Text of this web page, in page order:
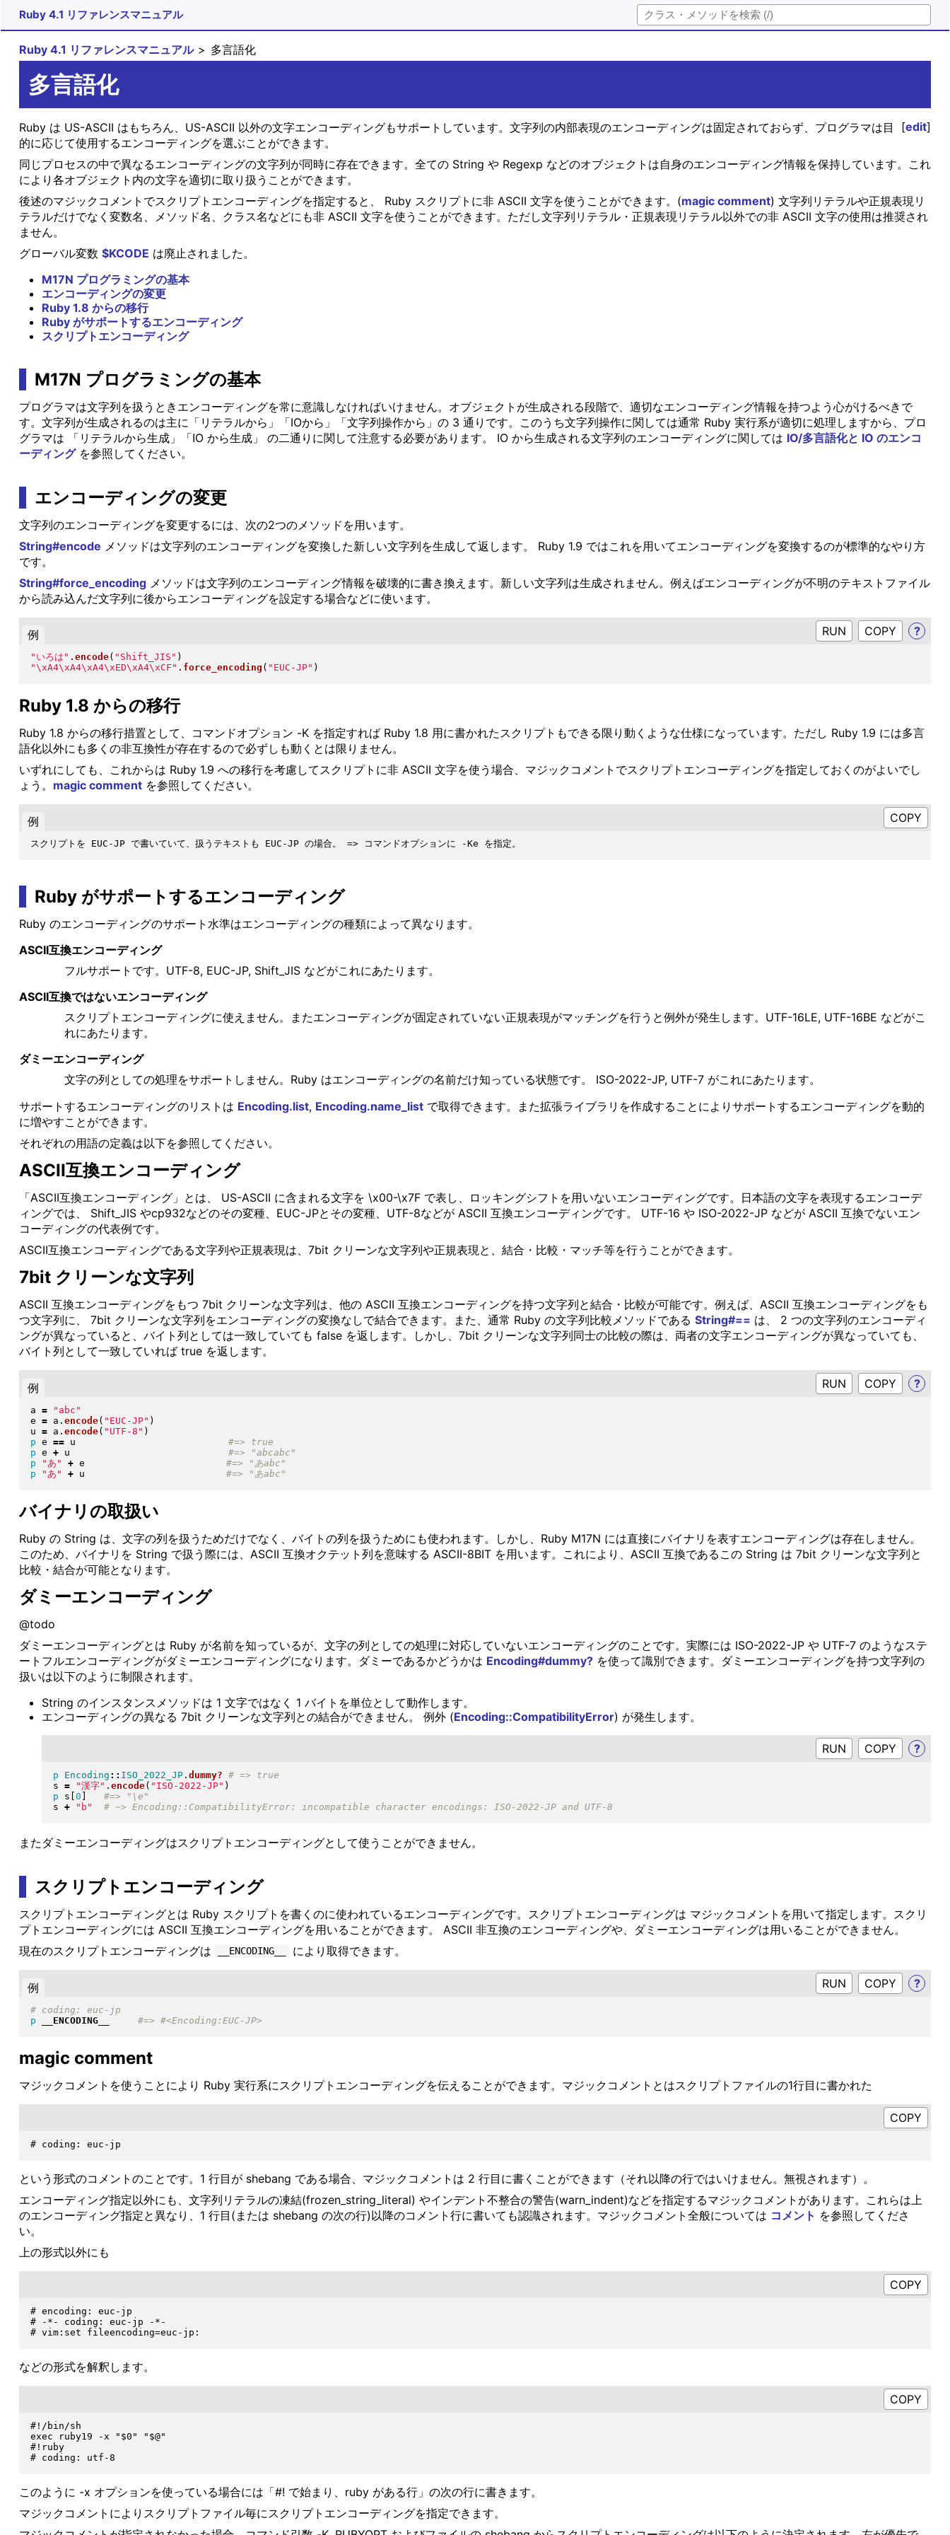
Ruby 4.1 リファレンスマニュアル
Ruby 4.1 リファレンスマニュアル 多言語化
多言語化
[edit]
Ruby は US-ASCII はもちろん、US-ASCII 以外の文字エンコーディングもサポートしています。文字列の内部表現のエンコーディングは固定されておらず、プログラマは目
的に応じて使用するエンコーディングを選ぶことができます。
同じプロセスの中で異なるエンコーディングの文字列が同時に存在できます。全ての String や Regexp などのオブジェクトは自身のエンコーディング情報を保持しています。これ
により各オブジェクト内の文字を適切に取り扱うことができます。
後述のマジックコメントでスクリプトエンコーディングを指定すると、 Ruby スクリプトに非 ASCII 文字を使うことができます。(magic comment) 文字列リテラルや正規表現リ
テラルだけでなく変数名、メソッド名、クラス名などにも非 ASCII 文字を使うことができます。ただし文字列リテラル・正規表現リテラル以外での非 ASCII 文字の使用は推奨され
ません。
グローバル変数 $KCODE は廃止されました。
M17N プログラミングの基本
エンコーディングの変更
Ruby 1.8 からの移行
Ruby がサポートするエンコーディング
スクリプトエンコーディング
M17N プログラミングの基本
プログラマは文字列を扱うときエンコーディングを常に意識しなければいけません。オブジェクトが生成される段階で、適切なエンコーディング情報を持つよう心がけるべきで
す。文字列が生成されるのは主に「リテラルから」「IOから」「文字列操作から」の 3 通りです。このうち文字列操作に関しては通常 Ruby 実行系が適切に処理しますから、プロ
グラマは 「リテラルから生成」「IO から生成」 の二通りに関して注意する必要があります。 IO から生成される文字列のエンコーディングに関しては IO/多言語化と IO のエンコ
ーディングを参照してください。
エンコーディングの変更
文字列のエンコーディングを変更するには、次の2つのメソッドを用います。
String#encode メソッドは文字列のエンコーディングを変換した新しい文字列を生成して返します。 Ruby 1.9 ではこれを用いてエンコーディングを変換するのが標準的なやり方
です。
String#force_encodingメソッドは文字列のエンコーディング情報を破壊的に書き換えます。新しい文字列は生成されません。例えばエンコーディングが不明のテキストファイル
から読み込んだ文字列に後からエンコーディングを設定する場合などに使います。
例 RUN ?
" いろは " . encode( " Shift_JIS " )
"\xA4\xA4\xA4\xED\xA4\xCF " . force_encoding ( " EUC-JP" )
Ruby 1.8 からの移行
Ruby 1.8 からの移行措置として、コマンドオプション -K を指定すれば Ruby 1.8 用に書かれたスクリプトもできる限り動くような仕様になっています。ただし Ruby 1.9 には多言
語化以外にも多くの非互換性が存在するので必ずしも動くとは限りません。
いずれにしても、これからは Ruby 1.9 への移行を考慮してスクリプトに非 ASCII 文字を使う場合、マジックコメントでスクリプトエンコーディングを指定しておくのがよいでし
ょう。 magic commentを参照してください。
例
Ruby がサポートするエンコーディング
Ruby のエンコーディングのサポート水準はエンコーディングの種類によって異なります。
ASCII互換エンコーディング
フルサポートです。UTF-8, EUC-JP, Shift_JIS などがこれにあたります。
ASCII互換ではないエンコーディング
スクリプトエンコーディングに使えません。またエンコーディングが固定されていない正規表現がマッチングを行うと例外が発生します。UTF-16LE, UTF-16BE などがこ
れにあたります。
ダミーエンコーディング
文字の列としての処理をサポートしません。Ruby はエンコーディングの名前だけ知っている状態です。 ISO-2022-JP, UTF-7 がこれにあたります。
サポートするエンコーディングのリストは Encoding.list, Encoding.name_listで取得できます。また拡張ライブラリを作成することによりサポートするエンコーディングを動的
に増やすことができます。
それぞれの用語の定義は以下を参照してください。
ASCII互換エンコーディング
「ASCII互換エンコーディング」とは、 US-ASCII に含まれる文字を \x00-\x7F で表し、ロッキングシフトを用いないエンコーディングです。日本語の文字を表現するエンコーデ
ィングでは、 Shift_JIS やcp932などのその変種、EUC-JPとその変種、UTF-8などが ASCII 互換エンコーディングです。 UTF-16 や ISO-2022-JP などが ASCII 互換でないエン
コーディングの代表例です。
ASCII互換エンコーディングである文字列や正規表現は、7bit クリーンな文字列や正規表現と、結合・比較・マッチ等を行うことができます。
7bit クリーンな文字列
ASCII 互換エンコーディングをもつ 7bit クリーンな文字列は、他の ASCII 互換エンコーディングを持つ文字列と結合・比較が可能です。例えば、ASCII 互換エンコーディングをも
つ文字列に、 7bit クリーンな文字列をエンコーディングの変換なしで結合できます。また、通常 Ruby の文字列比較メソッドである String#== は、 2 つの文字列のエンコーディ
ングが異なっていると、バイト列としては一致していても false を返します。しかし、7bit クリーンな文字列同士の比較の際は、両者の文字エンコーディングが異なっていても、
バイト列として一致していれば true を返します。
例 RUN ?
a = " abc "
e = a . encode( " EUC-JP" )
u = a . encode( " UTF-8 " )
p e == u
p e + u
p
"あ " + e
p
"あ " + u
バイナリの取扱い
Ruby の String は、文字の列を扱うためだけでなく、バイトの列を扱うためにも使われます。しかし、Ruby M17N には直接にバイナリを表すエンコーディングは存在しません。
このため、バイナリを String で扱う際には、ASCII 互換オクテット列を意味する ASCII-8BIT を用います。これにより、ASCII 互換であるこの String は 7bit クリーンな文字列と
比較・結合が可能となります。
ダミーエンコーディング
@todo
ダミーエンコーディングとは Ruby が名前を知っているが、文字の列としての処理に対応していないエンコーディングのことです。実際には ISO-2022-JP や UTF-7 のようなステ
ートフルエンコーディングがダミーエンコーディングになります。ダミーであるかどうかは Encoding#dummy?を使って識別できます。ダミーエンコーディングを持つ文字列の
扱いは以下のように制限されます。
String のインスタンスメソッドは 1 文字ではなく 1 バイトを単位として動作します。
エンコーディングの異なる 7bit クリーンな文字列との結合ができません。 例外 (Encoding::CompatibilityError) が発生します。
RUN ?
p Encoding :: ISO_2022_JP. dummy?
s = "漢字" . encode( " ISO-2022-JP" )
p s 0
s + " b "
またダミーエンコーディングはスクリプトエンコーディングとして使うことができません。
スクリプトエンコーディング
スクリプトエンコーディングとは Ruby スクリプトを書くのに使われているエンコーディングです。スクリプトエンコーディングは マジックコメントを用いて指定します。スクリ
プトエンコーディングには ASCII 互換エンコーディングを用いることができます。 ASCII 非互換のエンコーディングや、ダミーエンコーディングは用いることができません。
現在のスクリプトエンコーディングは
__ENCODING__ により取得できます。
例 RUN ?
p
__ENCODING__
magic comment
マジックコメントを使うことにより Ruby 実行系にスクリプトエンコーディングを伝えることができます。マジックコメントとはスクリプトファイルの1行目に書かれた
という形式のコメントのことです。1 行目が shebang である場合、マジックコメントは 2 行目に書くことができます（それ以降の行ではいけません。無視されます）。
エンコーディング指定以外にも、文字列リテラルの凍結(frozen_string_literal) やインデント不整合の警告(warn_indent)などを指定するマジックコメントがあります。これらは上
のエンコーディング指定と異なり、1 行目(または shebang の次の行)以降のコメント行に書いても認識されます。マジックコメント全般については コメント を参照してくださ
い。
上の形式以外にも
# encoding: euc-jp
# -*- coding: euc-jp -*-
などの形式を解釈します。
#!/bin/sh
exec ruby19 -x "$0" "$@"
#!ruby
このように -x オプションを使っている場合には「#! で始まり、ruby がある行」の次の行に書きます。
マジックコメントによりスクリプトファイル毎にスクリプトエンコーディングを指定できます。